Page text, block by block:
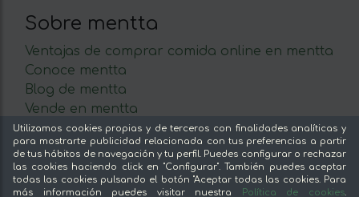
Sobre mentta
Ventajas de comprar comida online en mentta
Conoce mentta
Blog de mentta
Vende en mentta
Fidelización
Preguntas frecuentes
Legal
Utilizamos cookies propias y de terceros con finalidades analíticas y
para mostrarte publicidad relacionada con tus preferencias a partir
de tus hábitos de navegación y tu perfil. Puedes configurar o rechazar
las cookies haciendo click en "Configurar". También puedes aceptar
todas las cookies pulsando el botón "Aceptar todas las cookies. Para
más información puedes visitar nuestra
Política de cookies.